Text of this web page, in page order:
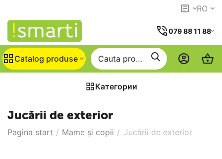
RO
079 88 11 88
Catalog produse
Категории
Jucării de exterior
Pagina start / Mame și copii / Jucării de exterior